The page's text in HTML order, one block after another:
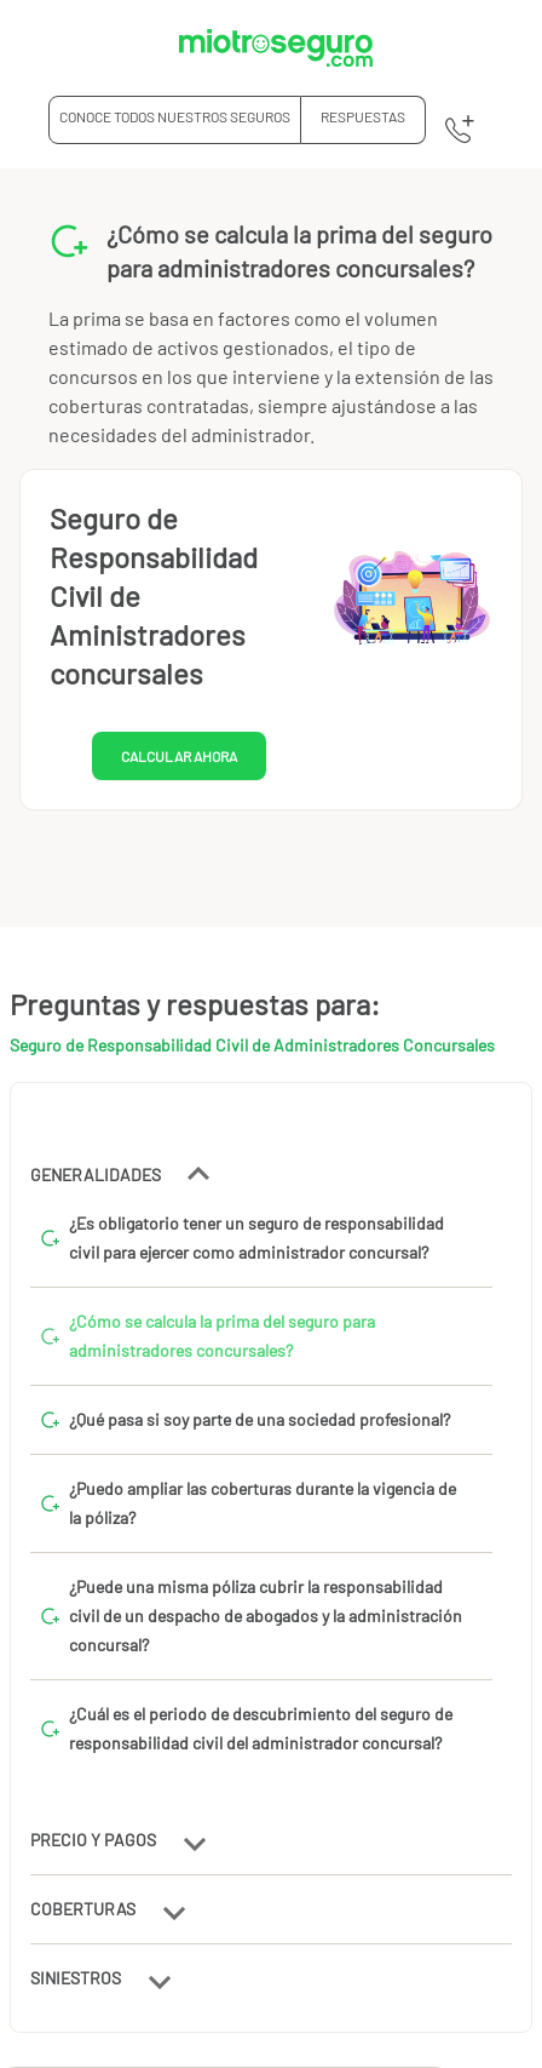
CONOCE TODOS NUESTROS SEGUROS RESPUESTAS
Preguntas y respuestas para:
Seguro de Responsabilidad Civil de Administradores Concursales
GENERALIDADES
¿Es obligatorio tener un seguro de responsabilidad
civil para ejercer como administrador concursal?
¿Cómo se calcula la prima del seguro para
administradores concursales?
¿Qué pasa si soy parte de una sociedad profesional?
¿Puedo ampliar las coberturas durante la vigencia de
la póliza?
¿Puede una misma póliza cubrir la responsabilidad
civil de un despacho de abogados y la administración
concursal?
¿Cuál es el periodo de descubrimiento del seguro de
responsabilidad civil del administrador concursal?
PRECIO Y PAGOS
COBERTURAS
SINIESTROS
¿Cómo se calcula la prima del seguro
para administradores concursales?
La prima se basa en factores como el volumen
estimado de activos gestionados, el tipo de
concursos en los que interviene y la extensión de las
coberturas contratadas, siempre ajustándose a las
necesidades del administrador.
Seguro de
Responsabilidad
Civil de
Aministradores
concursales
CALCULAR AHORA